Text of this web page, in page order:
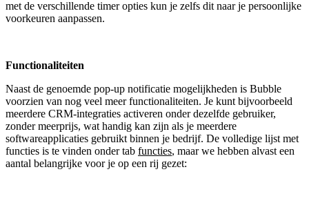
met de verschillende timer opties kun je zelfs dit naar je persoonlijke
voorkeuren aanpassen.
Functionaliteiten
Naast de genoemde pop-up notificatie mogelijkheden is Bubble
voorzien van nog veel meer functionaliteiten. Je kunt bijvoorbeeld
meerdere CRM-integraties activeren onder dezelfde gebruiker,
zonder meerprijs, wat handig kan zijn als je meerdere
softwareapplicaties gebruikt binnen je bedrijf. De volledige lijst met
functies is te vinden onder tab functies, maar we hebben alvast een
aantal belangrijke voor je op een rij gezet: